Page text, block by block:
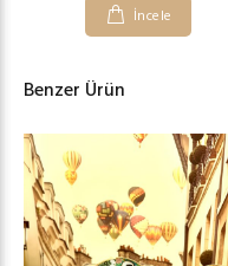
İncele
Benzer Ürün